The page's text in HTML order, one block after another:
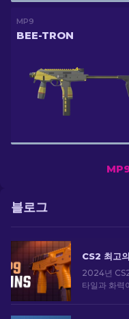
MP9
BEE-TRON
블로그
2024년
타일과 화력